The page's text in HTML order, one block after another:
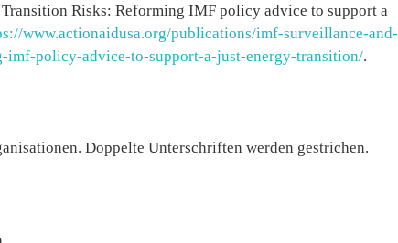
Risks: Reforming IMF policy advice to support a
www.actionaidusa.org/publications/imf-surveillance-and-
imf-policy-advice-to-support-a-just-energy-transition/.
Doppelte Unterschriften werden gestrichen.